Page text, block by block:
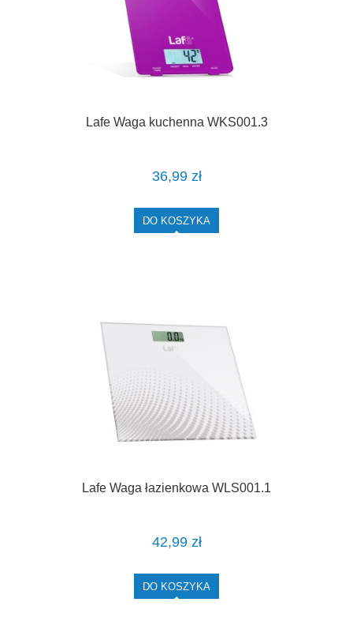
Lafe Waga kuchenna WKS001.3
36,99 zł
DO KOSZYKA
Lafe Waga łazienkowa WLS001.1
42,99 zł
DO KOSZYKA